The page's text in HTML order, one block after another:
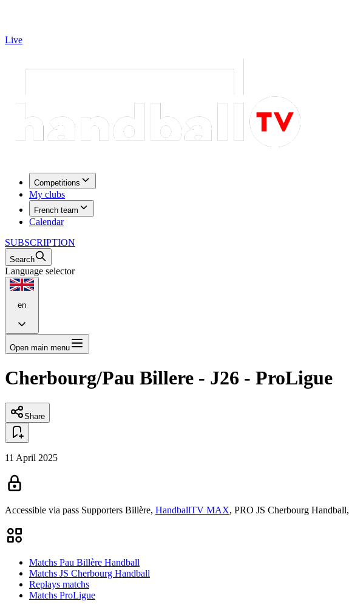
Live
Competitions
My clubs
French team
Calendar
SUBSCRIPTION
Search
Language selector
en
Open main menu
Cherbourg/Pau Billere - J26 - ProLigue
Share
11 April 2025
Accessible via pass Supporters Billère, HandballTV MAX, PRO JS Cherbourg Handball,
Matchs Pau Billère Handball
Matchs JS Cherbourg Handball
Replays matchs
Matchs ProLigue